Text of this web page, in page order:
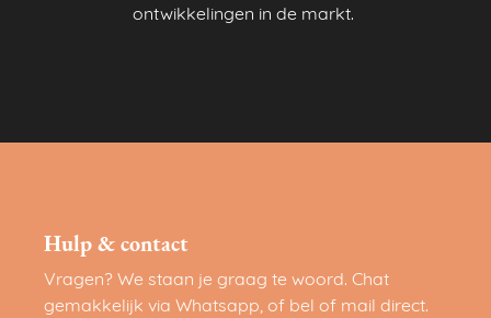
ontwikkelingen in de markt.
Hulp & contact
Vragen? We staan je graag te woord. Chat
gemakkelijk via Whatsapp, of bel of mail direct.